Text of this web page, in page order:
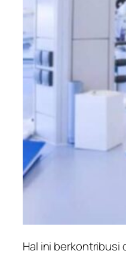
Hal ini berkontribusi